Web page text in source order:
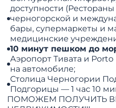
доступности
черногорской и
бары, супермаркеты и
медицинские
10 минут пешком до
Аэропорт Тивата и
на автомобиле;
Столица Черногории
Подгорицы — 1 час 10
ПОМОЖЕМ ПОЛУЧИТЬ